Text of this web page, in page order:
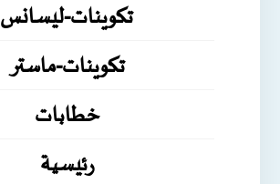
تكوينات-ليسانس
تكوينات-ماستر
خطابات
رئيسية